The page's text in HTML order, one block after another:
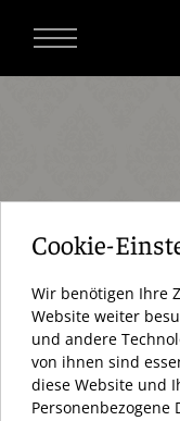
Cookie-
Wir benötigen Ihre
Website weiter
und andere
von ihnen sind
diese Website und
Personenbezogene